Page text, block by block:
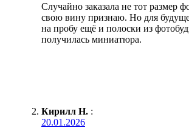
Случайно заказала не тот размер
свою вину признаю. Но для
на пробу ещё и полоски из
получилась миниатюра.
Кирилл Н. :
20.01.2026